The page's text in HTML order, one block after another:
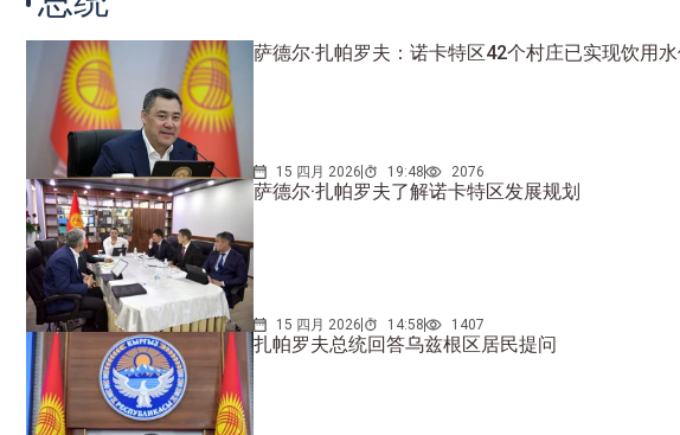
萨德尔·扎帕罗夫：诺卡特区42个村庄已实现饮用
15 四月 2026 19:48 2076
萨德尔·扎帕罗夫了解诺卡特区发展规划
15 四月 2026 14:58 1407
扎帕罗夫总统回答乌兹根区居民提问